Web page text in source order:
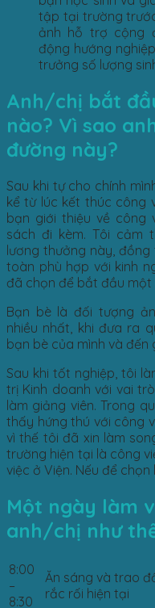
tập tại trường
ảnh hỗ trợ cộng
động hướng
trưởng số lượng
Anh/chị bắt
nào? Vì sao
đường này?
Sau khi tự cho chính
kể từ lúc kết thúc công
bạn giới thiệu về công
sách đi kèm. Tôi cảm
lương thưởng này,
toàn phù hợp với kinh
đã chọn để bắt đầu một
Bạn bè là đối tượng
nhiều nhất, khi đưa ra
bạn bè của mình và đến
Sau khi tốt nghiệp, tôi
trị Kinh doanh với vai
làm giảng viên. Trong
thấy hứng thú với công
vì thế tôi đã xin làm
trường hiện tại là công
việc ở Viện. Nếu để
Một ngày làm
anh/chị như
8:00
–
8:30
Ăn sáng và trao
rắc rối hiện tại